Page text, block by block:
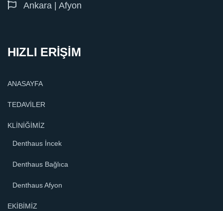
Ankara | Afyon
HIZLI ERİŞİM
ANASAYFA
TEDAVİLER
KLİNİĞİMİZ
Denthaus İncek
Denthaus Bağlıca
Denthaus Afyon
EKİBİMİZ